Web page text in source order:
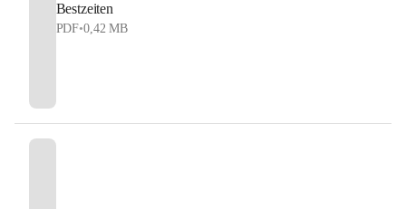
Bestzeiten
PDF•0,42 MB